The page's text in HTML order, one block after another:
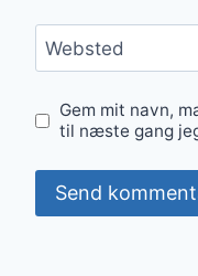
Websted
Gem mit navn,
til næste gang